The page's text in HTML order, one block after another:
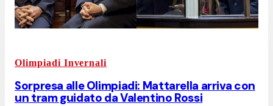
Olimpiadi Invernali
Sorpresa alle Olimpiadi: Mattarella arriva con
un tram guidato da Valentino Rossi